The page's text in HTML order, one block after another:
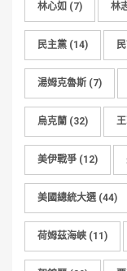
林心如 (7) 林
民主黨 (14)
湯姆克魯斯 (7)
烏克蘭 (32)
美伊戰爭 (12)
美國總統大選(44)
荷姆茲海峽 (11)